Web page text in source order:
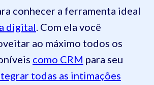
conhecer a ferramenta ideal
digital. Com ela você
ao máximo todos os
como CRM para seu
todas as intimações